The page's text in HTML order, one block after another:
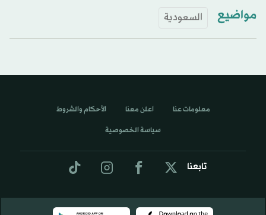
مواضيع السعودية
تابعنا
معلومات عنا اعلن معنا الأحكام والشروط
سياسة الخصوصية